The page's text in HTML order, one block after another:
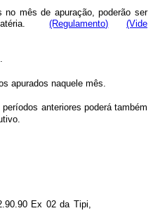
mês de apuração, poderão ser
à matéria.(Regulamento)
(Vide
apurados naquele mês.
anteriores poderá também
Ex 02 da Tipi,